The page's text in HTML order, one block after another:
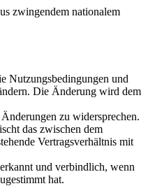
zwingendem nationalem
Nutzungsbedingungen und
Die Änderung wird dem
zu widersprechen.
das zwischen dem
Vertragsverhältnis mit
und verbindlich, wenn
hat.